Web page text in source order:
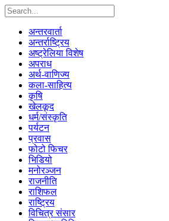
अन्तरवार्ता
अन्तर्राष्ट्रिय
अष्ट्रेलिया विशेष
अपराध
अर्थ-वाणिज्य
कला-साहित्य
कृषि
खेलकूद
धर्म/संस्कृति
पर्यटन
प्रवास
फोटो फिचर
भिडियो
मनोरञ्जन
राजनीति
राशिफल
राष्ट्रिय
विचित्र संसार